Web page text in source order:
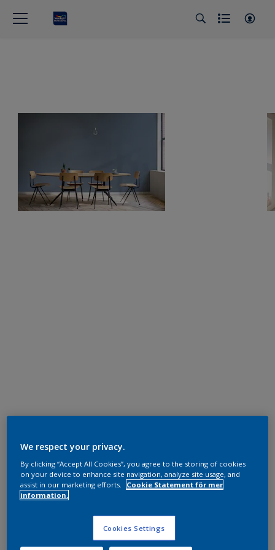
We respect your privacy.
By clicking “Accept All Cookies”, you agree to the storing of cookies
on your device to enhance site navigation, analyze site usage, and
assist in our marketing efforts.
Cookie Statement för mer
information.
Cookies Settings